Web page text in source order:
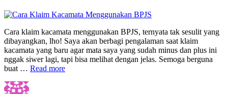
Cara klaim kacamata menggunakan BPJS, ternyata tak sesulit yang
dibayangkan, lho! Saya akan berbagi pengalaman saat klaim
kacamata yang baru agar mata saya yang sudah minus dan plus ini
nggak siwer lagi, tapi bisa melihat dengan jelas. Semoga berguna
buat … Read more
Author